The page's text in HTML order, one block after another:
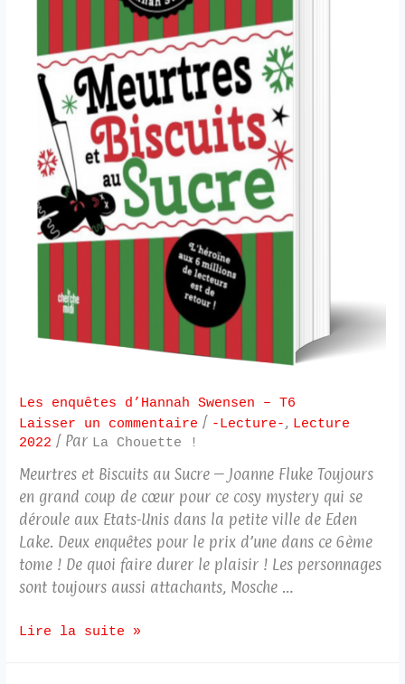
Les enquêtes d’Hannah Swensen – T6
Laisser un commentaire / -Lecture-, Lecture
2022 / Par La Chouette !
Meurtres et Biscuits au Sucre – Joanne Fluke Toujours
en grand coup de cœur pour ce cosy mystery qui se
déroule aux Etats-Unis dans la petite ville de Eden
Lake. Deux enquêtes pour le prix d’une dans ce 6ème
tome ! De quoi faire durer le plaisir ! Les personnages
sont toujours aussi attachants, Mosche …
Lire la suite »